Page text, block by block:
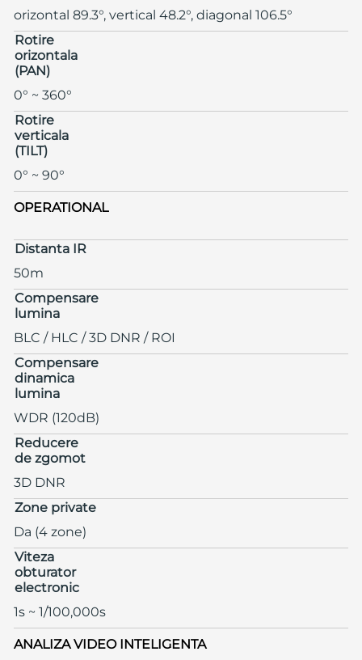
orizontal 89.3°, vertical 48.2°, diagonal 106.5°
Rotire
orizontala
(PAN)
0° ~ 360°
Rotire
verticala
(TILT)
0° ~ 90°
OPERATIONAL
Distanta IR
50m
Compensare
lumina
BLC / HLC / 3D DNR / ROI
Compensare
dinamica
lumina
WDR (120dB)
Reducere
de zgomot
3D DNR
Zone private
Da (4 zone)
Viteza
obturator
electronic
1s ~ 1/100,000s
ANALIZA VIDEO INTELIGENTA